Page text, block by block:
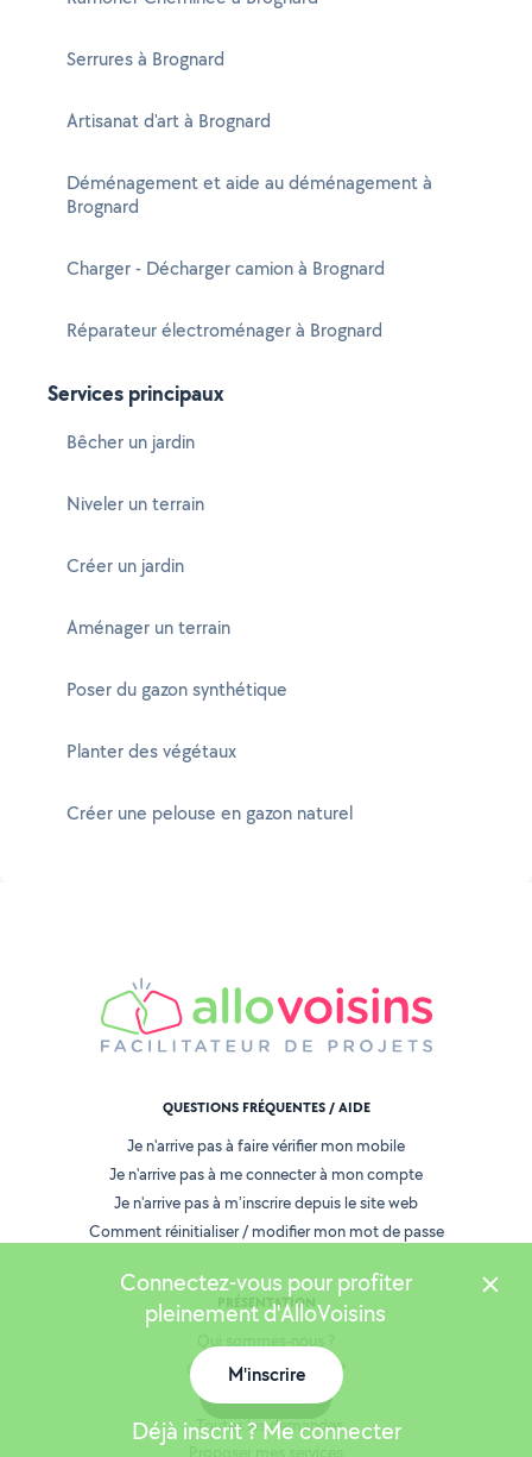
Serrures à Brognard
Artisanat d'art à Brognard
Déménagement et aide au déménagement à
Brognard
Charger - Décharger camion à Brognard
Réparateur électroménager à Brognard
Services principaux
Bêcher un jardin
Niveler un terrain
Créer un jardin
Aménager un terrain
Poser du gazon synthétique
Planter des végétaux
Créer une pelouse en gazon naturel
QUESTIONS FRÉQUENTES / AIDE
Je n'arrive pas à faire vérifier mon mobile
Je n'arrive pas à me connecter à mon compte
Je n'arrive pas à m'inscrire depuis le site web
Comment réinitialiser / modifier mon mot de passe
PRÉSENTATION
Comment ça marche ?
AlloVoisins Pro
Toutes les demandes
Connectez-vous pour profiter
pleinement d'AlloVoisins
M'inscrire
Déjà inscrit ? Me connecter